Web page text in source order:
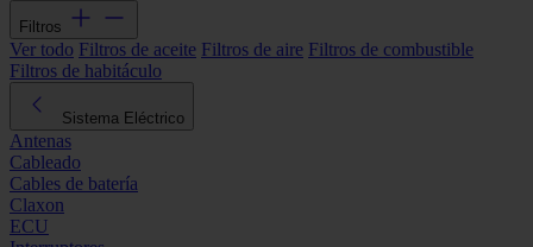
Filtros
Ver todo Filtros de aceite Filtros de aire Filtros de combustible
Filtros de habitáculo
Sistema Eléctrico
Antenas
Cableado
Cables de batería
Claxon
ECU